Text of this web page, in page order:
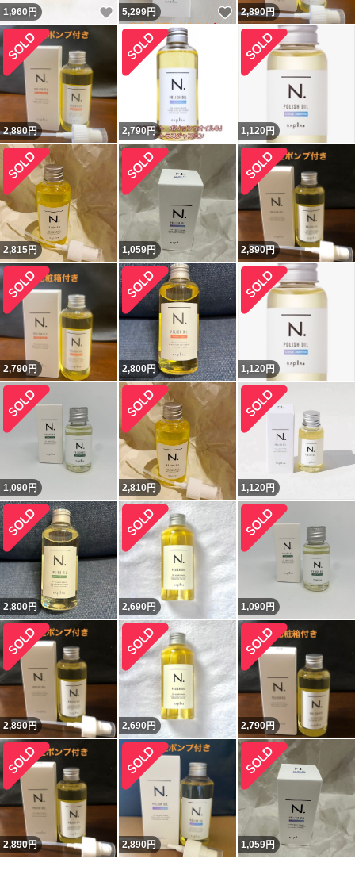
1,960 円 いいね！
5,299円 いいね！
2,890円
2,890円 2,790円 1,120 円
2,815円 1,059円 2,890円
2,790円 2,800円 1,120 円
1,090円 2,810円 1,120 円
2,800円 2,690円 1,090円
2,890円 2,690円 2,790円
2,890円 2,890円 1,059円